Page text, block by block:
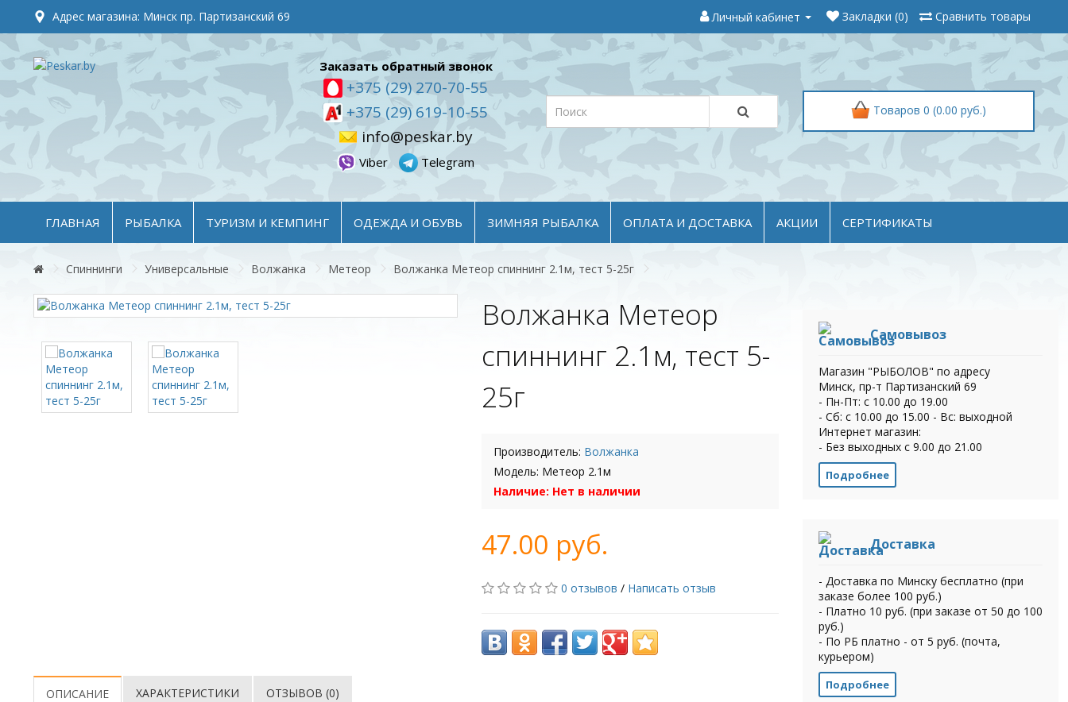
Адрес магазина: Минск пр. Партизанский 69 Личный кабинет Закладки (0) Сравнить товары
Заказать обратный звонок
+375 (29) 270-70-55
+375 (29) 619-10-55
info@peskar.by
Viber Telegram
Товаров 0 (0.00 руб.)
ГЛАВНАЯ РЫБАЛКА ТУРИЗМ И КЕМПИНГ ОДЕЖДА И ОБУВЬ ЗИМНЯЯ РЫБАЛКА ОПЛАТА И ДОСТАВКА АКЦИИ СЕРТИФИКАТЫ
Спиннинги Универсальные Волжанка Метеор Волжанка Метеор спиннинг 2.1м, тест 5-25г
Волжанка Метеор
спиннинг 2.1м, тест 5-
25г
Производитель: Волжанка
Модель: Метеор 2.1м
Наличие: Нет в наличии
47.00 руб.
0 отзывов / Написать отзыв
ОПИСАНИЕ ХАРАКТЕРИСТИКИ ОТЗЫВОВ (0)
Самовывоз
Магазин "РЫБОЛОВ" по адресу
Минск, пр-т Партизанский 69
- Пн-Пт: с 10.00 до 19.00
- Сб: с 10.00 до 15.00 - Вс: выходной
Интернет магазин:
- Без выходных с 9.00 до 21.00
Подробнее
Доставка
- Доставка по Минску бесплатно (при
заказе более 100 руб.)
- Платно 10 руб. (при заказе от 50 до 100
руб.)
- По РБ платно - от 5 руб. (почта,
курьером)
Подробнее